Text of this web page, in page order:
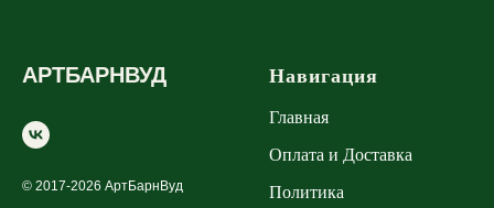
АРТБАРНВУД
© 2017-2026 АртБарнВуд
Навигация
Главная
Оплата и Доставка
Политика